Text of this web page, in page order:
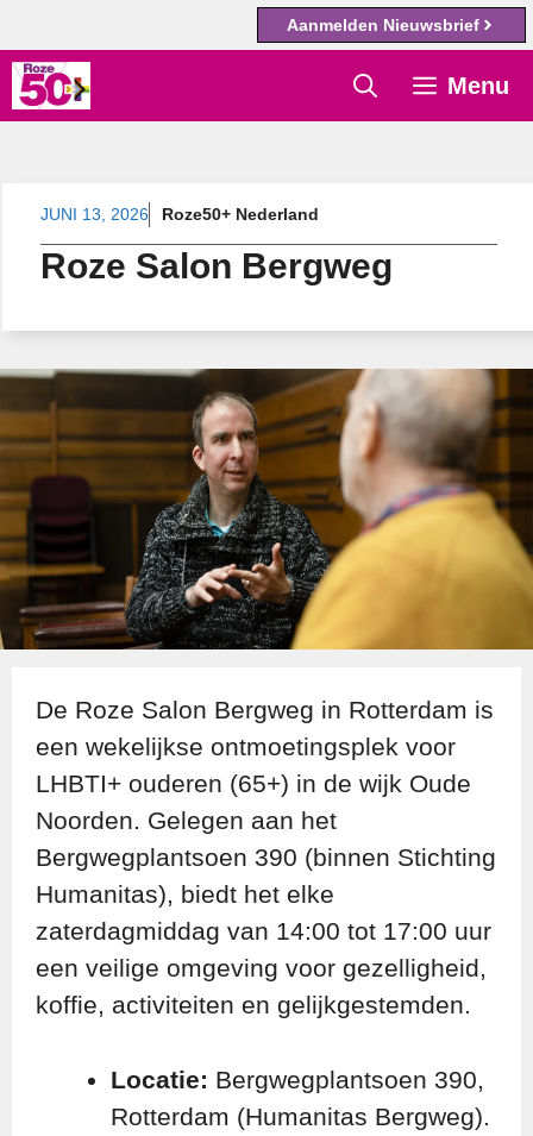
Aanmelden Nieuwsbrief
Ga
naar
Menu
JUNI 13, 2026 Roze50+ Nederland
Roze Salon Bergweg
De Roze Salon Bergweg in Rotterdam is
een wekelijkse ontmoetingsplek voor
LHBTI+ ouderen (65+) in de wijk Oude
Noorden. Gelegen aan het
Bergwegplantsoen 390 (binnen Stichting
Humanitas), biedt het elke
zaterdagmiddag van 14:00 tot 17:00 uur
een veilige omgeving voor gezelligheid,
koffie, activiteiten en gelijkgestemden.
Locatie: Bergwegplantsoen 390,
Rotterdam (Humanitas Bergweg).